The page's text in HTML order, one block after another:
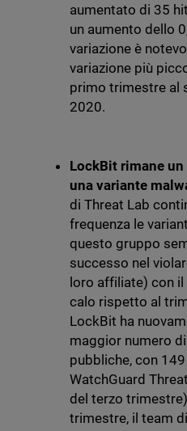
aumentato di 35
un aumento dello
variazione è
variazione più
primo trimestre al
2020.
LockBit rimane
una variante
di Threat Lab
frequenza le
questo gruppo
successo nel
loro affiliate) con
calo rispetto al
LockBit ha
maggior numero
pubbliche, con
WatchGuard
del terzo
trimestre, il team